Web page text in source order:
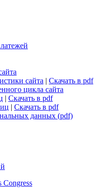
сайта | Скачать в pdf
цикла сайта
| Скачать в pdf
| Скачать в pdf
данных (pdf)
Congress